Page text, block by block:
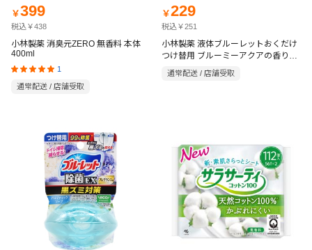
￥399
税込￥438
小林製薬 消臭元ZERO 無香料 本体
400ml
1
通常配送 / 店舗受取
￥229
税込￥251
小林製薬 液体ブルーレットおくだけ
つけ替用 ブルーミーアクアの香り
通常配送 / 店舗受取